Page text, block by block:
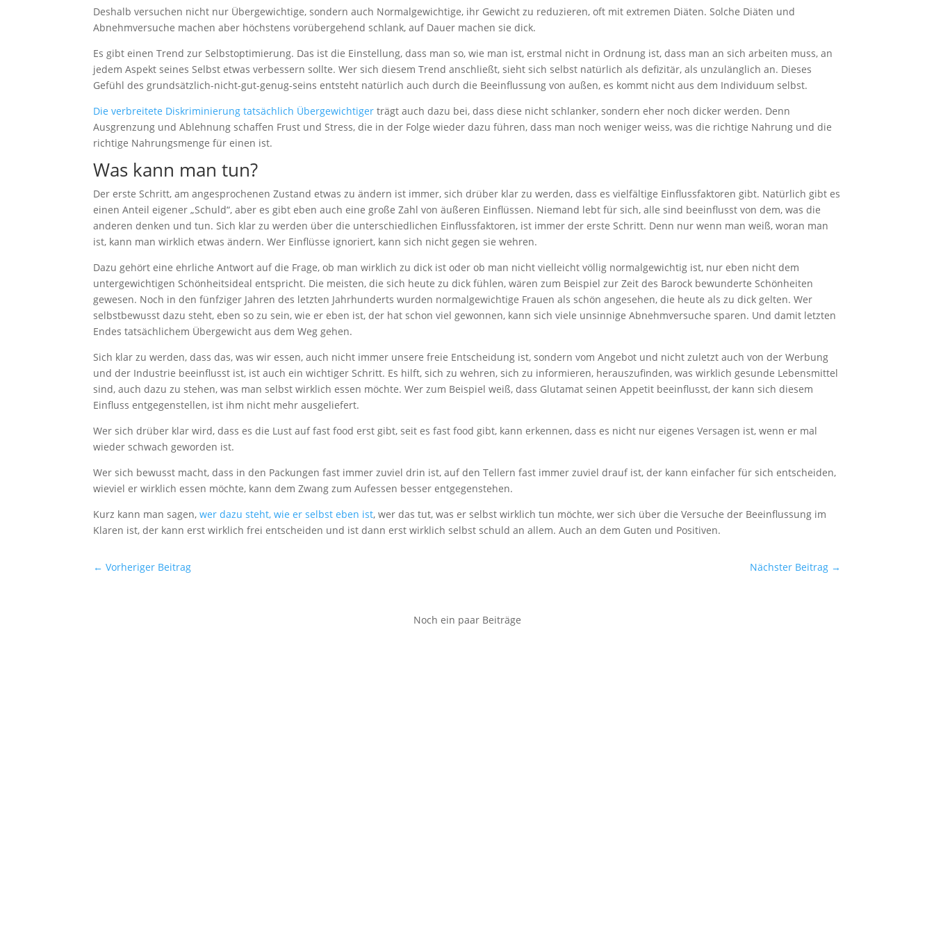
Deshalb versuchen nicht nur Übergewichtige, sondern auch Normalgewichtige, ihr Gewicht zu reduzieren, oft mit extremen Diäten. Solche Diäten und
Abnehmversuche machen aber höchstens vorübergehend schlank, auf Dauer machen sie dick.
Es gibt einen Trend zur Selbstoptimierung. Das ist die Einstellung, dass man so, wie man ist, erstmal nicht in Ordnung ist, dass man an sich arbeiten muss, an
jedem Aspekt seines Selbst etwas verbessern sollte. Wer sich diesem Trend anschließt, sieht sich selbst natürlich als defizitär, als unzulänglich an. Dieses
Gefühl des grundsätzlich-nicht-gut-genug-seins entsteht natürlich auch durch die Beeinflussung von außen, es kommt nicht aus dem Individuum selbst.
Die verbreitete Diskriminierung tatsächlich Übergewichtiger trägt auch dazu bei, dass diese nicht schlanker, sondern eher noch dicker werden. Denn
Ausgrenzung und Ablehnung schaffen Frust und Stress, die in der Folge wieder dazu führen, dass man noch weniger weiss, was die richtige Nahrung und die
richtige Nahrungsmenge für einen ist.
Was kann man tun?
Der erste Schritt, am angesprochenen Zustand etwas zu ändern ist immer, sich drüber klar zu werden, dass es vielfältige Einflussfaktoren gibt. Natürlich gibt es
einen Anteil eigener „Schuld“, aber es gibt eben auch eine große Zahl von äußeren Einflüssen. Niemand lebt für sich, alle sind beeinflusst von dem, was die
anderen denken und tun. Sich klar zu werden über die unterschiedlichen Einflussfaktoren, ist immer der erste Schritt. Denn nur wenn man weiß, woran man
ist, kann man wirklich etwas ändern. Wer Einflüsse ignoriert, kann sich nicht gegen sie wehren.
Dazu gehört eine ehrliche Antwort auf die Frage, ob man wirklich zu dick ist oder ob man nicht vielleicht völlig normalgewichtig ist, nur eben nicht dem
untergewichtigen Schönheitsideal entspricht. Die meisten, die sich heute zu dick fühlen, wären zum Beispiel zur Zeit des Barock bewunderte Schönheiten
gewesen. Noch in den fünfziger Jahren des letzten Jahrhunderts wurden normalgewichtige Frauen als schön angesehen, die heute als zu dick gelten. Wer
selbstbewusst dazu steht, eben so zu sein, wie er eben ist, der hat schon viel gewonnen, kann sich viele unsinnige Abnehmversuche sparen. Und damit letzten
Endes tatsächlichem Übergewicht aus dem Weg gehen.
Sich klar zu werden, dass das, was wir essen, auch nicht immer unsere freie Entscheidung ist, sondern vom Angebot und nicht zuletzt auch von der Werbung
und der Industrie beeinflusst ist, ist auch ein wichtiger Schritt. Es hilft, sich zu wehren, sich zu informieren, herauszufinden, was wirklich gesunde Lebensmittel
sind, auch dazu zu stehen, was man selbst wirklich essen möchte. Wer zum Beispiel weiß, dass Glutamat seinen Appetit beeinflusst, der kann sich diesem
Einfluss entgegenstellen, ist ihm nicht mehr ausgeliefert.
Wer sich drüber klar wird, dass es die Lust auf fast food erst gibt, seit es fast food gibt, kann erkennen, dass es nicht nur eigenes Versagen ist, wenn er mal
wieder schwach geworden ist.
Wer sich bewusst macht, dass in den Packungen fast immer zuviel drin ist, auf den Tellern fast immer zuviel drauf ist, der kann einfacher für sich entscheiden,
wieviel er wirklich essen möchte, kann dem Zwang zum Aufessen besser entgegenstehen.
Kurz kann man sagen,wer dazu steht, wie er selbst eben ist, wer das tut, was er selbst wirklich tun möchte, wer sich über die Versuche der Beeinflussung im
Klaren ist, der kann erst wirklich frei entscheiden und ist dann erst wirklich selbst schuld an allem. Auch an dem Guten und Positiven.
←Vorheriger Beitrag Nächster Beitrag→
Noch ein paar Beiträge